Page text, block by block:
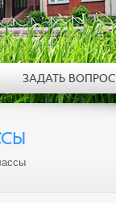
ЗАДАТЬ ВОПРОС